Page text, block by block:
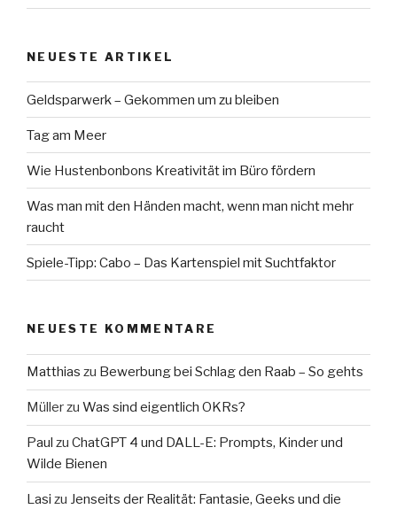
NEUESTE ARTIKEL
Geldsparwerk – Gekommen um zu bleiben
Tag am Meer
Wie Hustenbonbons Kreativität im Büro fördern
Was man mit den Händen macht, wenn man nicht mehr
raucht
Spiele-Tipp: Cabo – Das Kartenspiel mit Suchtfaktor
NEUESTE KOMMENTARE
Matthias zu Bewerbung bei Schlag den Raab – So gehts
Müllerzu Was sind eigentlich OKRs?
Paul zu ChatGPT 4 und DALL-E: Prompts, Kinder und
Wilde Bienen
Lasi zu Jenseits der Realität: Fantasie, Geeks und die